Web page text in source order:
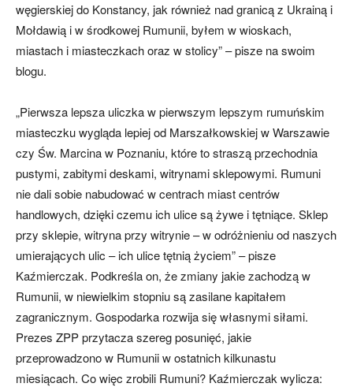
węgierskiej do Konstancy, jak również nad granicą z Ukrainą i
Mołdawią i w środkowej Rumunii, byłem w wioskach,
miastach i miasteczkach oraz w stolicy” – pisze na swoim
blogu.
„Pierwsza lepsza uliczka w pierwszym lepszym rumuńskim
miasteczku wygląda lepiej od Marszałkowskiej w Warszawie
czy Św. Marcina w Poznaniu, które to straszą przechodnia
pustymi, zabitymi deskami, witrynami sklepowymi. Rumuni
nie dali sobie nabudować w centrach miast centrów
handlowych, dzięki czemu ich ulice są żywe i tętniące. Sklep
przy sklepie, witryna przy witrynie – w odróżnieniu od naszych
umierających ulic – ich ulice tętnią życiem” – pisze
Kaźmierczak. Podkreśla on, że zmiany jakie zachodzą w
Rumunii, w niewielkim stopniu są zasilane kapitałem
zagranicznym. Gospodarka rozwija się własnymi siłami.
Prezes ZPP przytacza szereg posunięć, jakie
przeprowadzono w Rumunii w ostatnich kilkunastu
miesiącach. Co więc zrobili Rumuni? Kaźmierczak wylicza: